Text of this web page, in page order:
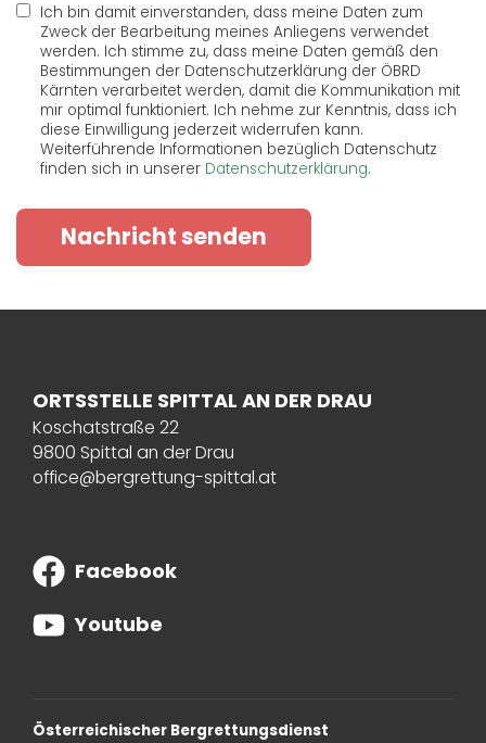
Ich bin damit einverstanden, dass meine Daten zum
Zweck der Bearbeitung meines Anliegens verwendet
werden. Ich stimme zu, dass meine Daten gemäß den
Bestimmungen der Datenschutzerklärung der ÖBRD
Kärnten verarbeitet werden, damit die Kommunikation mit
mir optimal funktioniert. Ich nehme zur Kenntnis, dass ich
diese Einwilligung jederzeit widerrufen kann.
Weiterführende Informationen bezüglich Datenschutz
finden sich in unserer Datenschutzerklärung.
Nachricht senden
ORTSSTELLE SPITTAL AN DER DRAU
Koschatstraße 22
9800 Spittal an der Drau
office@bergrettung-spittal.at
Facebook
Youtube
Österreichischer Bergrettungsdienst